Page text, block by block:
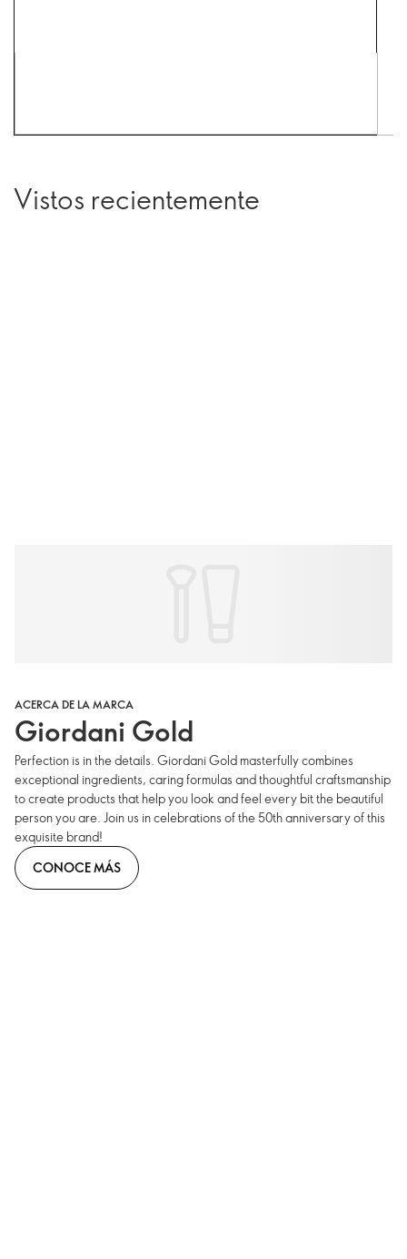
Vistos recientemente
ACERCA DE LA MARCA
Giordani Gold
Perfection is in the details. Giordani Gold masterfully combines
exceptional ingredients, caring formulas and thoughtful craftsmanship
to create products that help you look and feel every bit the beautiful
person you are. Join us in celebrations of the 50th anniversary of this
exquisite brand!
CONOCE MÁS